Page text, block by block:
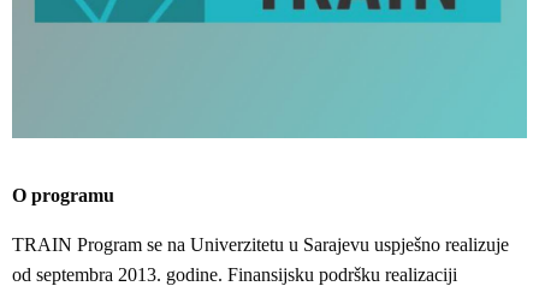
O programu
TRAIN Program se na Univerzitetu u Sarajevu uspješno realizuje
od septembra 2013. godine. Finansijsku podršku realizaciji